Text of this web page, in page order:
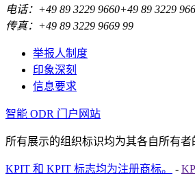
电话：+49 89 3229 9660+49 89 3229
传真：+49 89 3229 9669 99
举报人制度
印象深刻
信息要求
智能 ODR 门户网站
所有展示的组织标识均为其各自所有者
KPIT 和 KPIT 标志均为注册商标。 -